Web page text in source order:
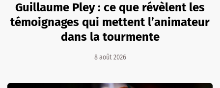
Guillaume Pley : ce que révèlent les
témoignages qui mettent l’animateur
dans la tourmente
8 août 2026